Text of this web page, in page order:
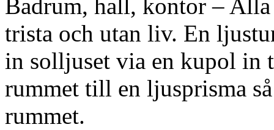
Badrum, hall, kontor – Alla
trista och utan liv. En
in solljuset via en kupol in
rummet till en ljusprisma
rummet.